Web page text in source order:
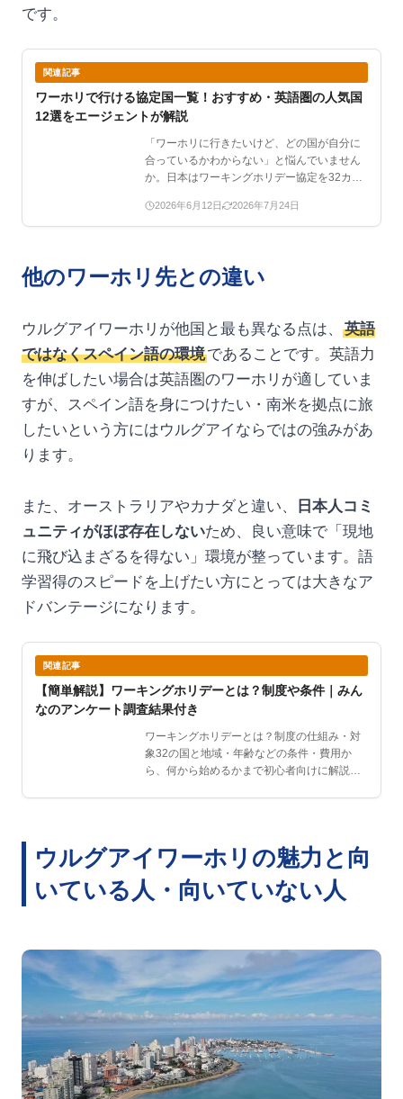
です。
関連記事
ワーホリで行ける協定国一覧！おすすめ・英語圏の人気国
12選をエージェントが解説
「ワーホリに行きたいけど、どの国が自分に
合っているかわからない」と悩んでいません
か。日本はワーキングホリデー協定を32カ
2026年6月12日 2026年7月24日
他のワーホリ先との違い
ウルグアイワーホリが他国と最も異なる点は、
英語
ではなくスペイン語の環境であることです。英語力
を伸ばしたい場合は英語圏のワーホリが適していま
すが、スペイン語を身につけたい・南米を拠点に旅
したいという方にはウルグアイならではの強みがあ
ります。
また、オーストラリアやカナダと違い、
日本人コミ
ュニティがほぼ存在しないため、良い意味で「現地
に飛び込まざるを得ない」環境が整っています。語
学習得のスピードを上げたい方にとっては大きなア
ドバンテージになります。
関連記事
【簡単解説】ワーキングホリデーとは？制度や条件｜みん
なのアンケート調査結果付き
ワーキングホリデーとは？制度の仕組み・対
象32の国と地域・年齢などの条件・費用か
ら、何から始めるかまで初心者向けに解説。
ウルグアイワーホリの魅力と向
いている人・向いていない人